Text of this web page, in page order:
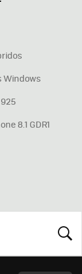
Windows
8.1 GDR1